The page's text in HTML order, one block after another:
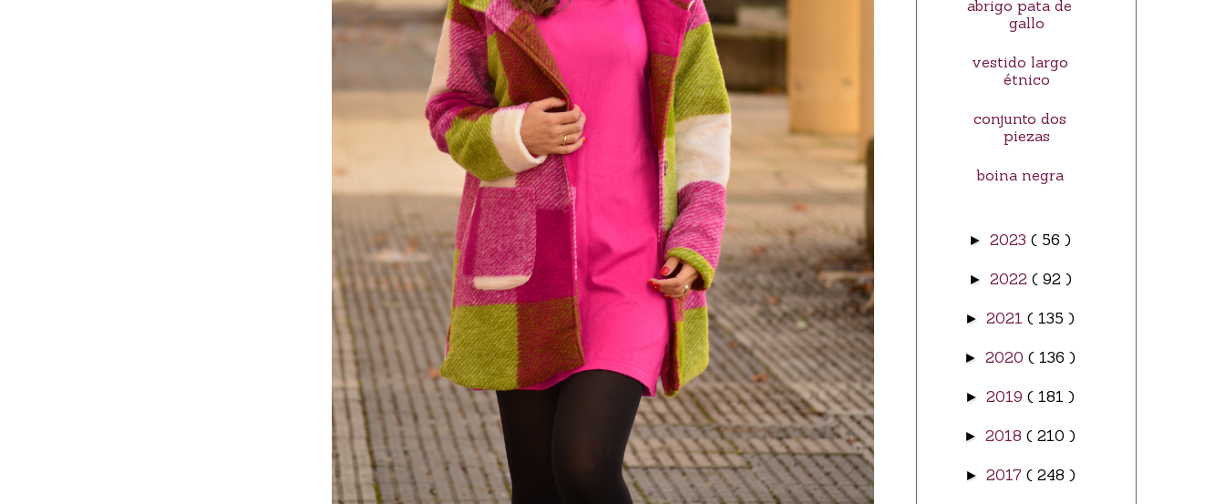
abrigo pata de
gallo
vestido largo
étnico
conjunto dos
piezas
boina negra
►2023( 56 )
► 2022 ( 92 )
►2021( 135 )
►2020( 136 )
►2019( 181 )
►2018( 210 )
► 2017 ( 248 )